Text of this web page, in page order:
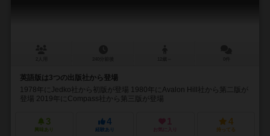
英語版は3つの出版社から登場
1978年にJedko社から初版が登場 1980年にAvalon Hill社から第二版が
登場 2019年にCompass社から第三版が登場
3
興味あり
4
経験あり
1
お気に入り
4
持ってる